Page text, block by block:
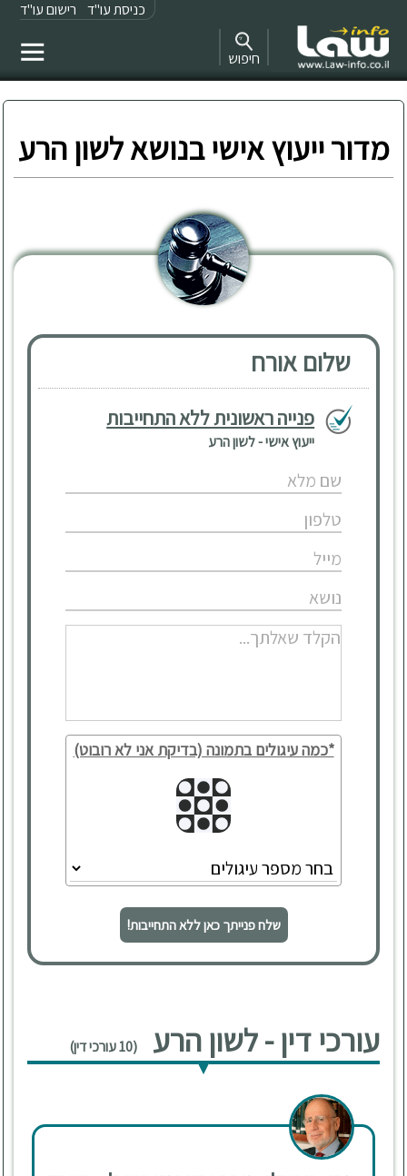
כניסת עו"ד רישום עו"ד
חיפוש
מדור ייעוץ אישי בנושא לשון הרע
שלום אורח
פנייה ראשונית ללא התחייבות
ייעוץ אישי - לשון הרע
*כמה עיגולים בתמונה (בדיקת אני לא רובוט)
שלח פנייתך כאן ללא התחייבות!
עורכי דין - לשון הרע (10 עורכי דין)